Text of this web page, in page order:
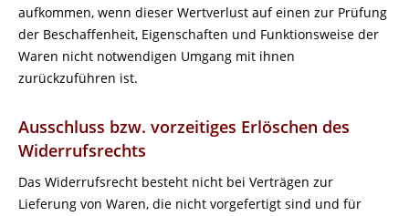
aufkommen, wenn dieser Wertverlust auf einen zur Prüfung
der Beschaffenheit, Eigenschaften und Funktionsweise der
Waren nicht notwendigen Umgang mit ihnen
zurückzuführen ist.
Ausschluss bzw. vorzeitiges Erlöschen des
Widerrufsrechts
Das Widerrufsrecht besteht nicht bei Verträgen zur
Lieferung von Waren, die nicht vorgefertigt sind und für